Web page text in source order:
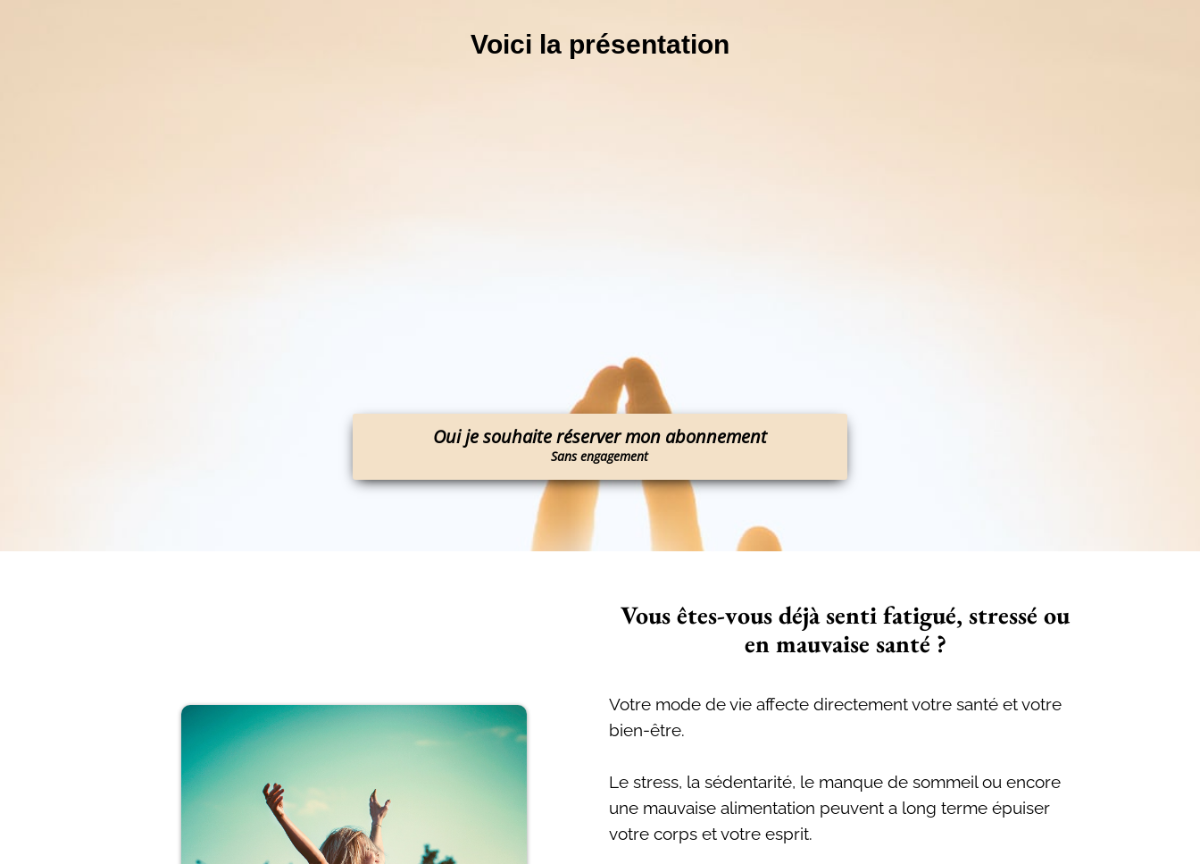
Voici la présentation
Oui je souhaite réserver mon abonnement
Sans engagement
Vous êtes-vous déjà senti fatigué, stressé ou
en mauvaise santé ?
Votre mode de vie affecte directement votre santé et votre
bien-être.
Le stress, la sédentarité, le manque de sommeil ou encore
une mauvaise alimentation peuvent a long terme épuiser
votre corps et votre esprit.